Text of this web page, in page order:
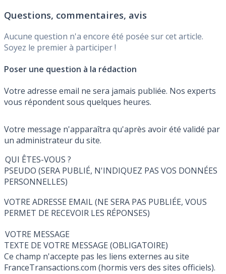
Questions, commentaires, avis
Aucune question n'a encore été posée sur cet article.
Soyez le premier à participer !
Poser une question à la rédaction
Votre adresse email ne sera jamais publiée. Nos experts
vous répondent sous quelques heures.
Votre message n'apparaîtra qu'après avoir été validé par
un administrateur du site.
QUI ÊTES-VOUS ?
PSEUDO (SERA PUBLIÉ, N'INDIQUEZ PAS VOS DONNÉES
PERSONNELLES)
VOTRE ADRESSE EMAIL (NE SERA PAS PUBLIÉE, VOUS
PERMET DE RECEVOIR LES RÉPONSES)
VOTRE MESSAGE
TEXTE DE VOTRE MESSAGE (OBLIGATOIRE)
Ce champ n'accepte pas les liens externes au site
FranceTransactions.com (hormis vers des sites officiels).